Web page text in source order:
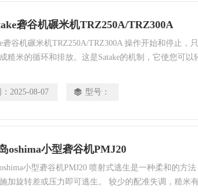
砻谷机碾米机TRZ250A/TRZ300A
砻谷机碾米机TRZ250A/TRZ300A 操作开始和停止，
糙米的循环和排放。这是Satake的机制，它使您可以
2025-08-07 型号：
oshima小型砻谷机PMJ20
小型砻谷机PMJ20 喷射式逃生是一种柔和的方
加旋转差或压力即可逃生。 较少的配准失调，糙米